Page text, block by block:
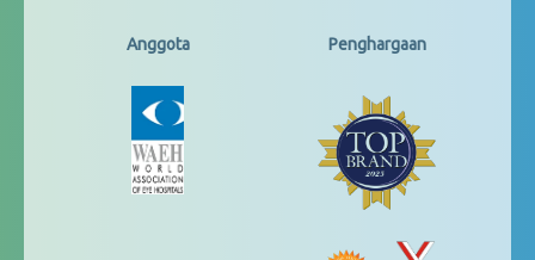
Anggota Penghargaan